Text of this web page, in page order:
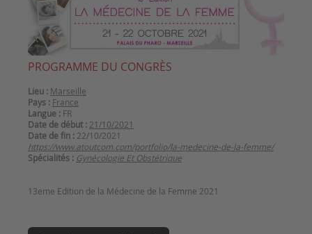
CONGRÈS EN RÉSUMÉ
PROGRAMME DU CONGRÈS
Lieu : Marseille
Pays : France
Langue : FR
Date de début : 21/10/2021
Date de fin : 22/10/2021
https://www.atoutcom.com/portfolio/la-medecine-de-la-femme/
Spécialités : Gynécologie Et Obstétrique